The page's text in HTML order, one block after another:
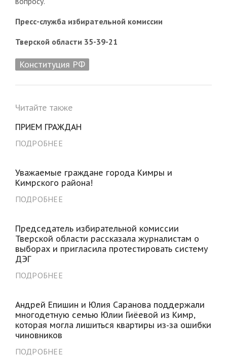
Пресс-служба избирательной комиссии
Тверской области 35-39-21
Конституция РФ
Читайте также
ПРИЕМ ГРАЖДАН
ПОДРОБНЕЕ
Уважаемые граждане города Кимры и
Кимрского района!
ПОДРОБНЕЕ
Председатель избирательной комиссии
Тверской области рассказала журналистам о
выборах и пригласила протестировать систему
ДЭГ
ПОДРОБНЕЕ
Андрей Епишин и Юлия Саранова поддержали
многодетную семью Юлии Гиёевой из Кимр,
которая могла лишиться квартиры из-за ошибки
чиновников
ПОДРОБНЕЕ